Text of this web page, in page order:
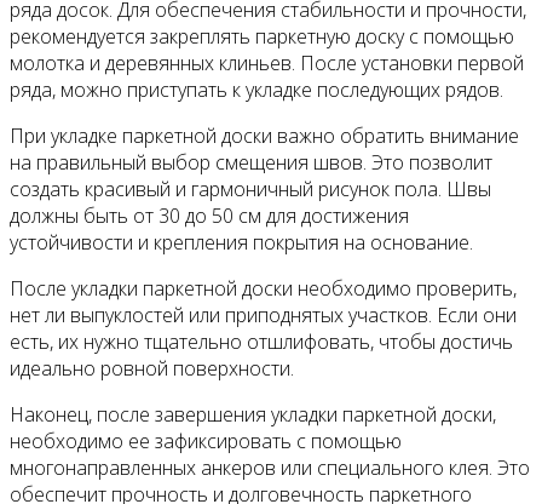
ряда досок. Для обеспечения стабильности и прочности,
рекомендуется закреплять паркетную доску с помощью
молотка и деревянных клиньев. После установки первой
ряда, можно приступать к укладке последующих рядов.
При укладке паркетной доски важно обратить внимание
на правильный выбор смещения швов. Это позволит
создать красивый и гармоничный рисунок пола. Швы
должны быть от 30 до 50 см для достижения
устойчивости и крепления покрытия на основание.
После укладки паркетной доски необходимо проверить,
нет ли выпуклостей или приподнятых участков. Если они
есть, их нужно тщательно отшлифовать, чтобы достичь
идеально ровной поверхности.
Наконец, после завершения укладки паркетной доски,
необходимо ее зафиксировать с помощью
многонаправленных анкеров или специального клея. Это
обеспечит прочность и долговечность паркетного